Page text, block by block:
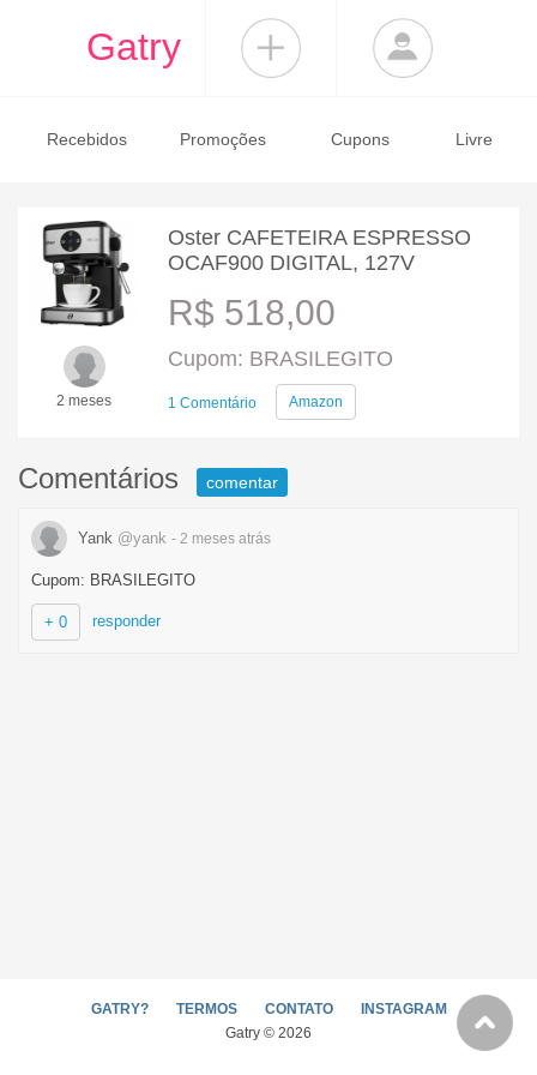
Gatry
Recebidos Promoções Cupons Livre
2 meses
Oster CAFETEIRA ESPRESSO
OCAF900 DIGITAL, 127V
R$ 518,00
Cupom: BRASILEGITO
1 Comentário Amazon
Comentários comentar
Yank @yank - 2 meses atrás
Cupom: BRASILEGITO
+ 0 responder
GATRY? TERMOS CONTATO
INSTAGRAM
Gatry © 2026